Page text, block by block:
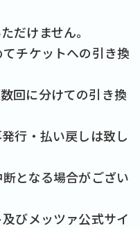
だけません。
チケットへの引き換
回に分けての引き換
行・払い戻しは致し
となる場合がござい
びメッツァ公式サイ